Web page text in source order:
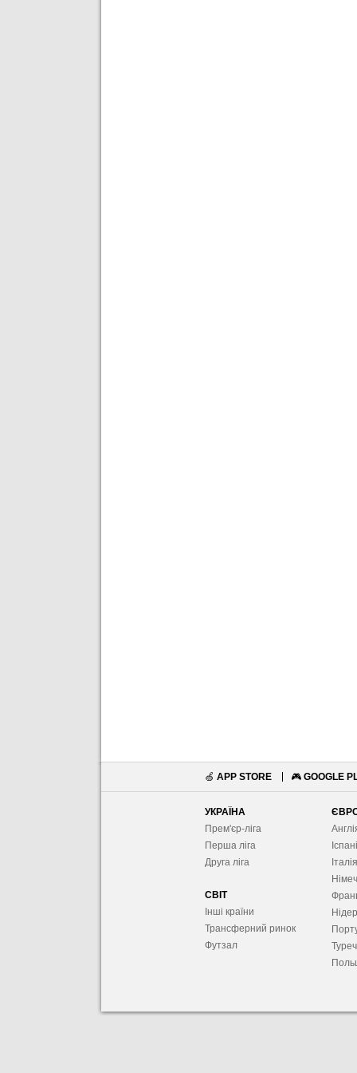
🍏 APP STORE 🎮 GOOGLE
УКРАЇНА
Прем'єр-ліга
Перша ліга
Друга ліга
СВІТ
Інші країни
Трансферний ринок
Футзал
Італія